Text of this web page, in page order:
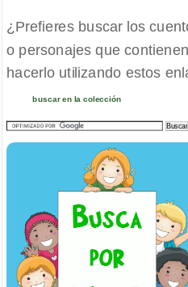
¿Prefieres buscar los
o personajes que
hacerlo utilizando estos
buscar en la colección